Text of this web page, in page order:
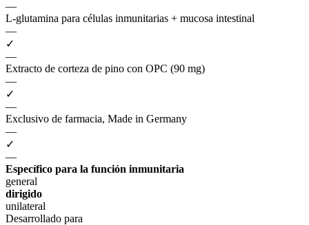
—
L-glutamina para células inmunitarias + mucosa intestinal
—
✓
—
Extracto de corteza de pino con OPC (90 mg)
—
✓
—
Exclusivo de farmacia, Made in Germany
—
✓
—
Específico para la función inmunitaria
general
dirigido
unilateral
Desarrollado para